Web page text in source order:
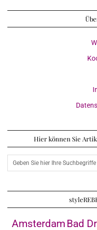
Hier können Sie
Amsterdam Bad